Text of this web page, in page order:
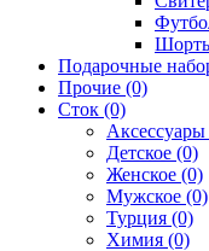
Подарочные
Прочие (0)
Сток (0)
Детское (0)
Женское (0)
Мужское (0)
Турция (0)
Химия (0)